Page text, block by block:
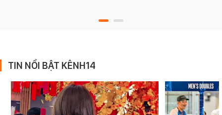
TIN NỔI BẬT KÊNH14